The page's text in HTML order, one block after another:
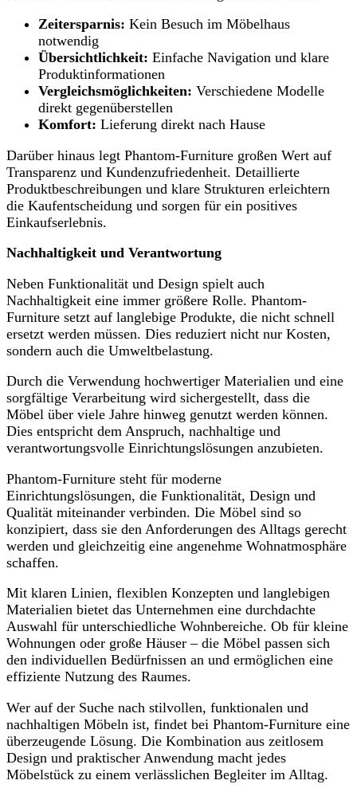
Zeitersparnis: Kein Besuch im Möbelhaus
notwendig
Übersichtlichkeit: Einfache Navigation und klare
Produktinformationen
Vergleichsmöglichkeiten: Verschiedene Modelle
direkt gegenüberstellen
Komfort: Lieferung direkt nach Hause
Darüber hinaus legt Phantom-Furniture großen Wert auf
Transparenz und Kundenzufriedenheit. Detaillierte
Produktbeschreibungen und klare Strukturen erleichtern
die Kaufentscheidung und sorgen für ein positives
Einkaufserlebnis.
Nachhaltigkeit und Verantwortung
Neben Funktionalität und Design spielt auch
Nachhaltigkeit eine immer größere Rolle. Phantom-
Furniture setzt auf langlebige Produkte, die nicht schnell
ersetzt werden müssen. Dies reduziert nicht nur Kosten,
sondern auch die Umweltbelastung.
Durch die Verwendung hochwertiger Materialien und eine
sorgfältige Verarbeitung wird sichergestellt, dass die
Möbel über viele Jahre hinweg genutzt werden können.
Dies entspricht dem Anspruch, nachhaltige und
verantwortungsvolle Einrichtungslösungen anzubieten.
Phantom-Furniture steht für moderne
Einrichtungslösungen, die Funktionalität, Design und
Qualität miteinander verbinden. Die Möbel sind so
konzipiert, dass sie den Anforderungen des Alltags gerecht
werden und gleichzeitig eine angenehme Wohnatmosphäre
schaffen.
Mit klaren Linien, flexiblen Konzepten und langlebigen
Materialien bietet das Unternehmen eine durchdachte
Auswahl für unterschiedliche Wohnbereiche. Ob für kleine
Wohnungen oder große Häuser – die Möbel passen sich
den individuellen Bedürfnissen an und ermöglichen eine
effiziente Nutzung des Raumes.
Wer auf der Suche nach stilvollen, funktionalen und
nachhaltigen Möbeln ist, findet bei Phantom-Furniture eine
überzeugende Lösung. Die Kombination aus zeitlosem
Design und praktischer Anwendung macht jedes
Möbelstück zu einem verlässlichen Begleiter im Alltag.